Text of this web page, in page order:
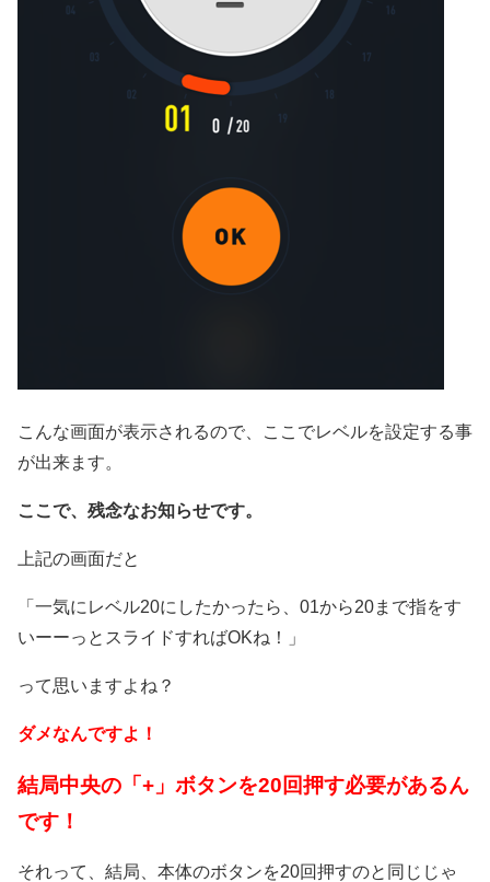
こんな画面が表示されるので、ここでレベルを設定する事
が出来ます。
ここで、残念なお知らせです。
上記の画面だと
「一気にレベル20にしたかったら、01から20まで指をす
いーーっとスライドすればOKね！」
って思いますよね？
ダメなんですよ！
結局中央の「+」ボタンを20回押す必要があるん
です！
それって、結局、本体のボタンを20回押すのと同じじゃ